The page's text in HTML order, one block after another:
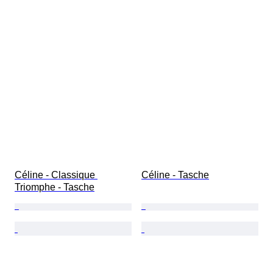
Céline - Classique
Triomphe - Tasche
Céline - Tasche